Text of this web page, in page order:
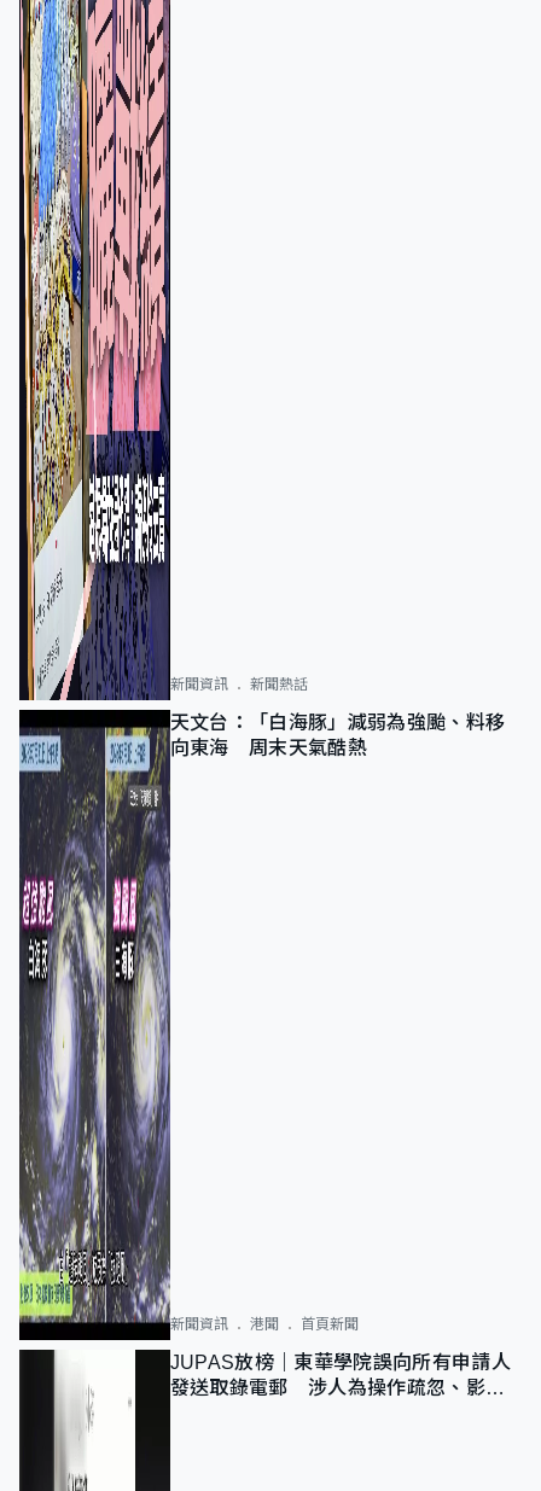
新聞資訊 新聞熱話
天文台：「白海豚」減弱為強颱、料移
向東海 周末天氣酷熱
新聞資訊 港聞 首頁新聞
JUPAS放榜｜東華學院誤向所有申請人
發送取錄電郵 涉人為操作疏忽、影響